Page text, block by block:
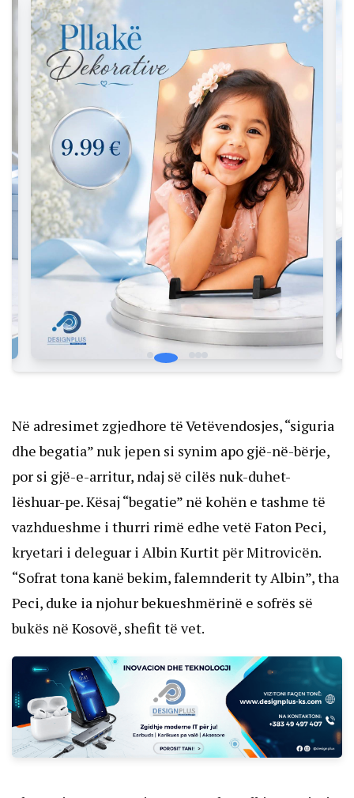
Në adresimet zgjedhore të Vetëvendosjes, “siguria
dhe begatia” nuk jepen si synim apo gjë-në-bërje,
por si gjë-e-arritur, ndaj së cilës nuk-duhet-
lëshuar-pe. Kësaj “begatie” në kohën e tashme të
vazhdueshme i thurri rimë edhe vetë Faton Peci,
kryetari i deleguar i Albin Kurtit për Mitrovicën.
“Sofrat tona kanë bekim, falemnderit ty Albin”, tha
Peci, duke ia njohur bekueshmërinë e sofrës së
bukës në Kosovë, shefit të vet.